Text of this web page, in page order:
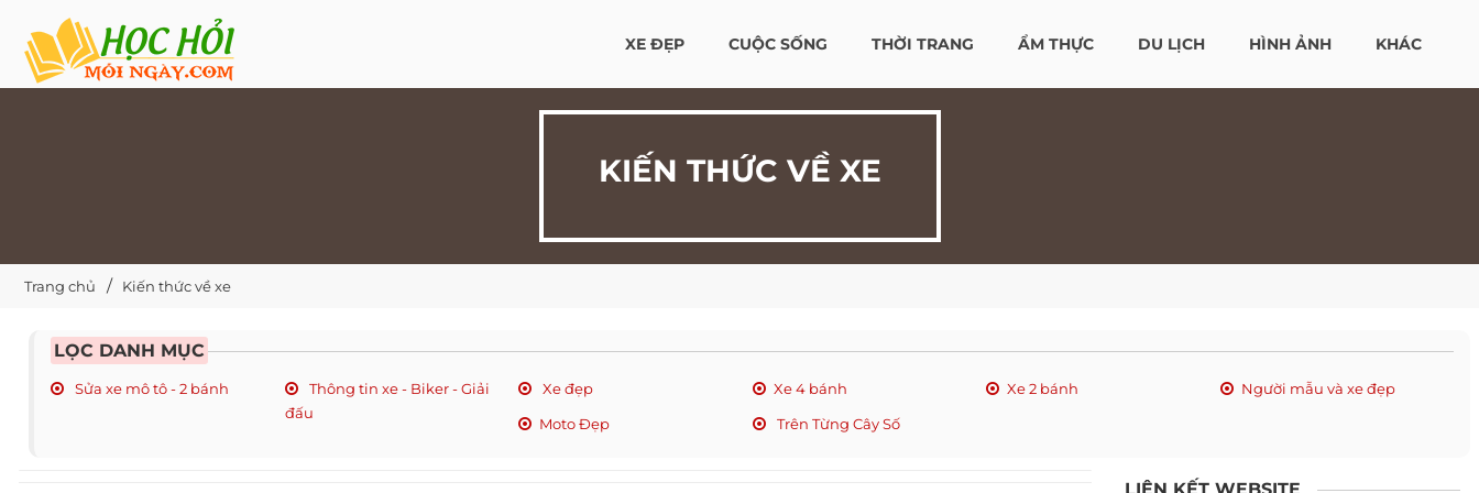
XE ĐẸP CUỘC SỐNG THỜI TRANG ẨM THỰC DU LỊCH HÌNH ẢNH KHÁC
KIẾN THỨC VỀ XE
Trang chủ Kiến thức về xe
LỌC DANH MỤC
Sửa xe mô tô - 2 bánh
Thông tin xe - Biker - Giải
đấu
Xe đẹp Xe 4 bánh Xe 2 bánh
Người mẫu và xe đẹp
Moto Đẹp
Trên Từng Cây Số